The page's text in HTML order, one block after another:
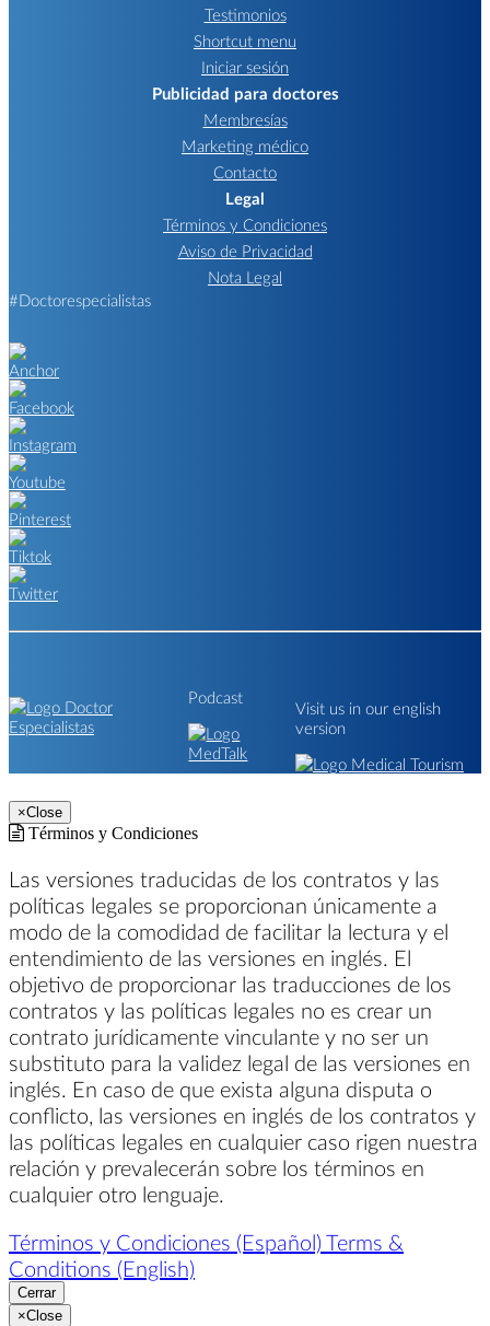
Testimonios
Shortcut menu
Iniciar sesión
Publicidad para doctores
Membresías
Marketing médico
Contacto
Legal
Términos y Condiciones
Aviso de Privacidad
Nota Legal
#Doctorespecialistas
Podcast
Visit us in our english
version
×Close
Términos y Condiciones
Las versiones traducidas de los contratos y las
políticas legales se proporcionan únicamente a
modo de la comodidad de facilitar la lectura y el
entendimiento de las versiones en inglés. El
objetivo de proporcionar las traducciones de los
contratos y las políticas legales no es crear un
contrato jurídicamente vinculante y no ser un
substituto para la validez legal de las versiones en
inglés. En caso de que exista alguna disputa o
conflicto, las versiones en inglés de los contratos y
las políticas legales en cualquier caso rigen nuestra
relación y prevalecerán sobre los términos en
cualquier otro lenguaje.
Términos y Condiciones (Español) Terms &
Conditions (English)
Cerrar
×Close